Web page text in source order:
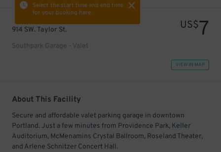
Select the start time and end time
for your booking here.
914 SW. Taylor St.
Southpark Garage - Valet
US$7
VIEW IN MAP
About This Facility
Secure and affordable valet parking garage in downtown
Portland. Just a few minutes from Providence Park, Keller
Auditorium, McMenamins Crystal Ballroom, Roseland Theater,
and Arlene Schnitzer Concert Hall.